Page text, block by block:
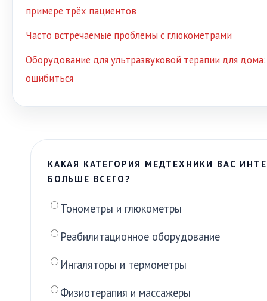
примере трёх пациентов
Часто встречаемые проблемы с глюкометрами
Оборудование для ультразвуковой терапии для
ошибиться
КАКАЯ КАТЕГОРИЯ МЕДТЕХНИКИ ВАС
БОЛЬШЕ ВСЕГО?
Тонометры и глюкометры
Реабилитационное оборудование
Ингаляторы и термометры
Физиотерапия и массажеры